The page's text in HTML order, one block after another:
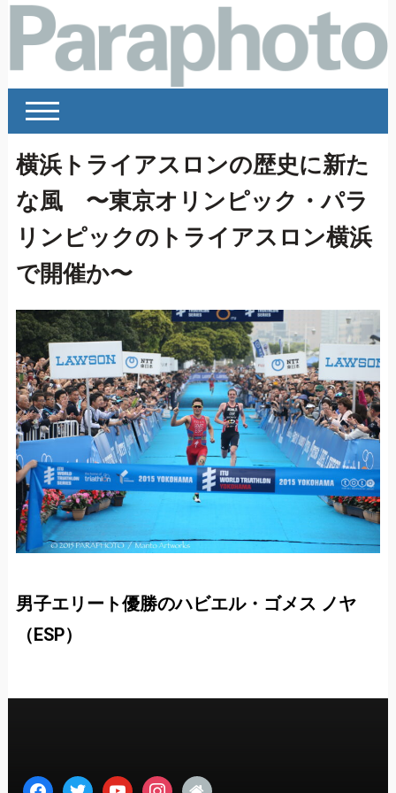
横浜トライアスロンの歴史に新た
な風 〜東京オリンピック・パラ
リンピックのトライアスロン横浜
で開催か〜
男子エリート優勝のハビエル・ゴメス ノヤ
（ESP）
facebooktwitter youtubeinstagram
home